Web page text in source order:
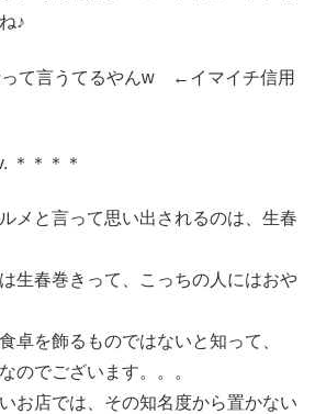
♪
って言うてるやんw ←イマイチ信用
＊＊＊＊
メと言って思い出されるのは、生春
生春巻きって、こっちの人にはおや
卓を飾るものではないと知って、
のでございます。。。
お店では、その知名度から置かない